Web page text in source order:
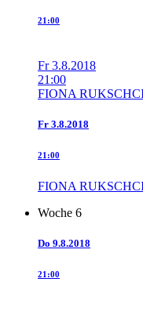
21:00
Fr 3.8.2018
21:00
FIONA
Fr 3.8.2018
21:00
FIONA
Woche 6
Do 9.8.2018
21:00